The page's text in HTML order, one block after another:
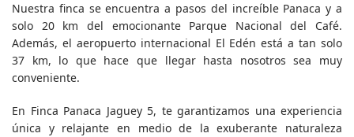
Nuestra finca se encuentra a pasos del increíble Panaca y a
solo 20 km del emocionante Parque Nacional del Café.
Además, el aeropuerto internacional El Edén está a tan solo
37 km, lo que hace que llegar hasta nosotros sea muy
conveniente.
En Finca Panaca Jaguey 5, te garantizamos una experiencia
única y relajante en medio de la exuberante naturaleza